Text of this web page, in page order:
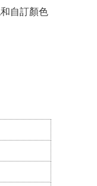
自訂顏色